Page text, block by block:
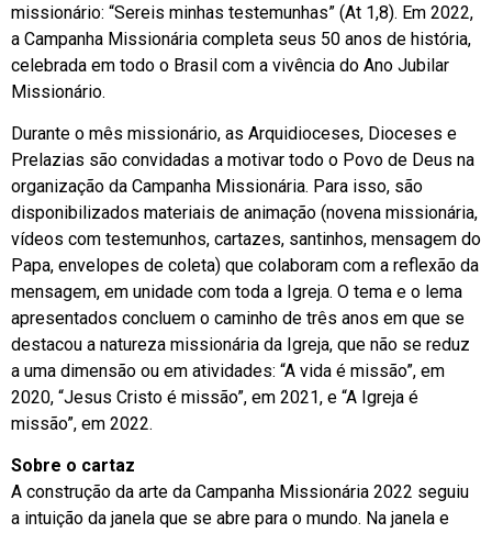
missionário: “Sereis minhas testemunhas” (At 1,8). Em 2022,
a Campanha Missionária completa seus 50 anos de história,
celebrada em todo o Brasil com a vivência do Ano Jubilar
Missionário.
Durante o mês missionário, as Arquidioceses, Dioceses e
Prelazias são convidadas a motivar todo o Povo de Deus na
organização da Campanha Missionária. Para isso, são
disponibilizados materiais de animação (novena missionária,
vídeos com testemunhos, cartazes, santinhos, mensagem do
Papa, envelopes de coleta) que colaboram com a reflexão da
mensagem, em unidade com toda a Igreja. O tema e o lema
apresentados concluem o caminho de três anos em que se
destacou a natureza missionária da Igreja, que não se reduz
a uma dimensão ou em atividades: “A vida é missão”, em
2020, “Jesus Cristo é missão”, em 2021, e “A Igreja é
missão”, em 2022.
Sobre o cartaz
A construção da arte da Campanha Missionária 2022 seguiu
a intuição da janela que se abre para o mundo. Na janela e